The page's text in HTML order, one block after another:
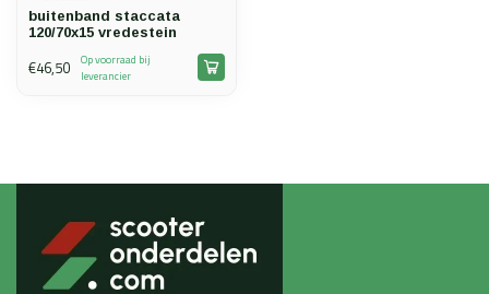
buitenband staccata
120/70x15 vredestein
€46,50
Op voorraad bij
leverancier